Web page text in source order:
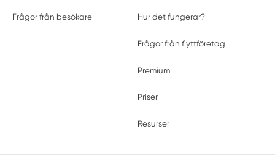
Frågor från besökare Hur det fungerar?
Frågor från flyttföretag
Premium
Priser
Resurser